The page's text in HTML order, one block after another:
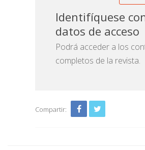
Identifíquese
datos de acceso
Podrá acceder a los
completos de la revista.
Compartir: